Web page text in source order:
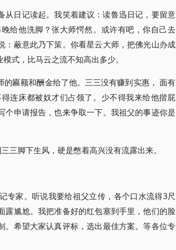
日记读起。我笑着建议：读鲁迅日记，要留意
给他洗脚？张大师愕然。或许有吧，你自己去
蔽意此乃下策。你看星云大师，把佛光山办成
式，比马云之流不知高出多少。
匾额和酬金给了他。三三没有赚到实惠， 面有
连床都被奴才们占领了。少不得我来给他揩屁
申请报告，也来争取一下。我祖父的事迹你是
三脚下生风，硬是憋着高兴没有流露出来。
专家。听说我要给祖父立传，各个口水流得3尺
尴尬。我把准备好的红包塞到手里，他们的脸
希望大家认真评标，选出最佳方案。等各位专